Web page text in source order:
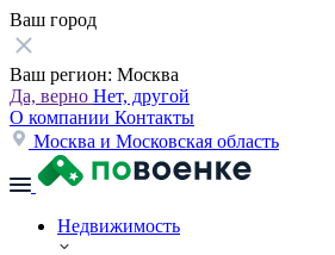
Ваш город
Ваш регион: Москва
Да, верно Нет, другой
О компании Контакты
Москва и Московская область
Недвижимость